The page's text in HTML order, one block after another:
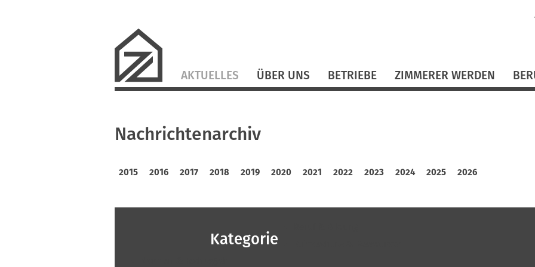
überspringen
AKTUELLES ÜBER UNS BETRIEBE ZIMMERER WERDEN
Nachrichtenarchiv
2015 2016 2017 2018 2019 2020 2021 2022 2023 2024 2025 2026
Kategorie